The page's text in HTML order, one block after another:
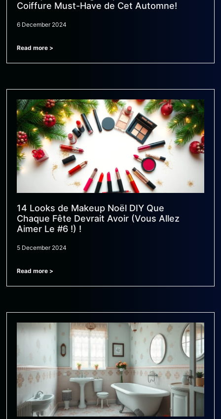
Coiffure Must-Have de Cet Automne!
6 December 2024
Read more >
14 Looks de Makeup Noël DIY Que
Chaque Fête Devrait Avoir (Vous Allez
Aimer Le #6 !) !
5 December 2024
Read more >